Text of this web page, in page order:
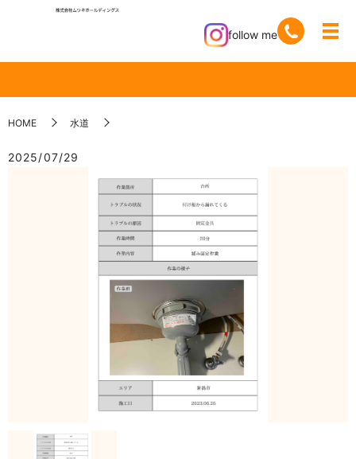
follow me
HOME 水道
2025/07/29